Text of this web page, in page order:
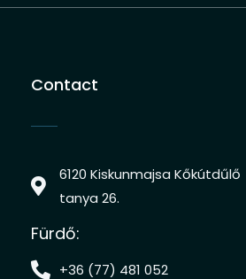
Contact
6120 Kiskunmajsa Kőkútdűlő
tanya 26.
Fürdő:
+36 (77) 481 052